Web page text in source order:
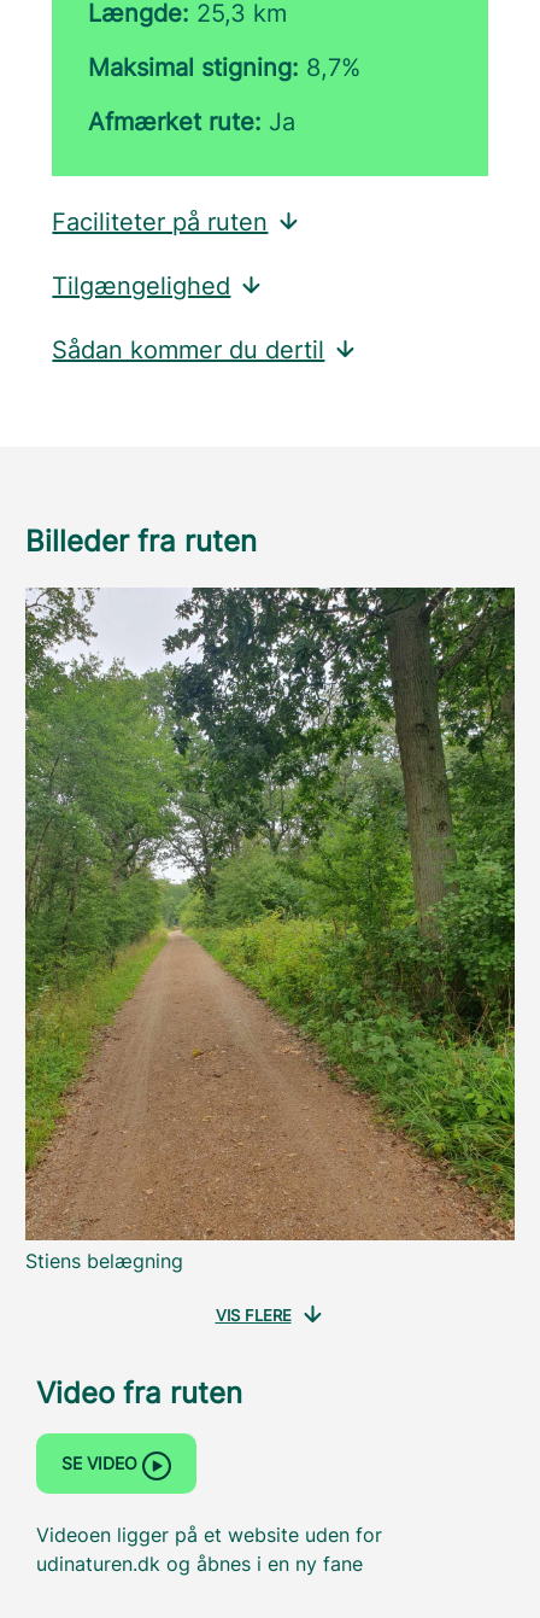
Længde: 25,3 km
Maksimal stigning: 8,7%
Afmærket rute: Ja
Faciliteter på ruten
Tilgængelighed
Sådan kommer du dertil
Billeder fra ruten
Stiens belægning
VIS FLERE
Video fra ruten
SE VIDEO
Videoen ligger på et website uden for
udinaturen.dk og åbnes i en ny fane